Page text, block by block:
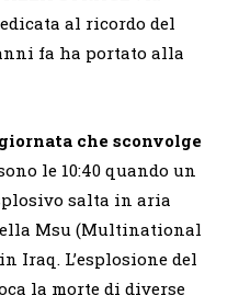
al ricordo del
fa ha portato alla
che sconvolge
le 10:40 quando un
salta in aria
Msu (Multinational
Iraq. L’esplosione del
la morte di diverse